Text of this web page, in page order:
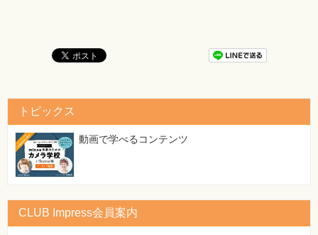
トピックス
動画で学べるコンテンツ
CLUB Impress会員案内